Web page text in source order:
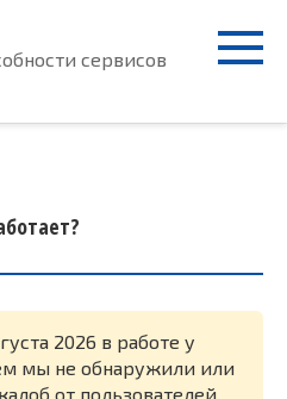
сервисов
2026 в работе у
мы не обнаружили или
от пользователей.